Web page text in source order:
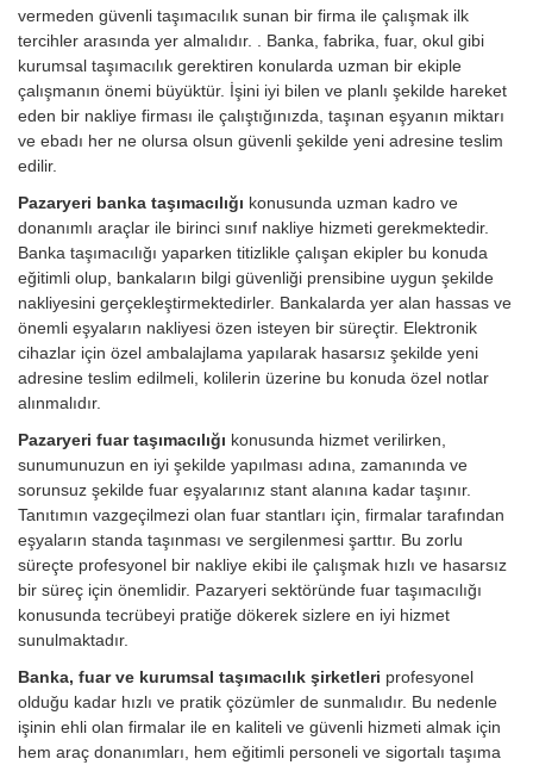
vermeden güvenli taşımacılık sunan bir firma ile çalışmak ilk
tercihler arasında yer almalıdır. . Banka, fabrika, fuar, okul gibi
kurumsal taşımacılık gerektiren konularda uzman bir ekiple
çalışmanın önemi büyüktür. İşini iyi bilen ve planlı şekilde hareket
eden bir nakliye firması ile çalıştığınızda, taşınan eşyanın miktarı
ve ebadı her ne olursa olsun güvenli şekilde yeni adresine teslim
edilir.
Pazaryeri banka taşımacılığı konusunda uzman kadro ve
donanımlı araçlar ile birinci sınıf nakliye hizmeti gerekmektedir.
Banka taşımacılığı yaparken titizlikle çalışan ekipler bu konuda
eğitimli olup, bankaların bilgi güvenliği prensibine uygun şekilde
nakliyesini gerçekleştirmektedirler. Bankalarda yer alan hassas ve
önemli eşyaların nakliyesi özen isteyen bir süreçtir. Elektronik
cihazlar için özel ambalajlama yapılarak hasarsız şekilde yeni
adresine teslim edilmeli, kolilerin üzerine bu konuda özel notlar
alınmalıdır.
Pazaryeri fuar taşımacılığı konusunda hizmet verilirken,
sunumunuzun en iyi şekilde yapılması adına, zamanında ve
sorunsuz şekilde fuar eşyalarınız stant alanına kadar taşınır.
Tanıtımın vazgeçilmezi olan fuar stantları için, firmalar tarafından
eşyaların standa taşınması ve sergilenmesi şarttır. Bu zorlu
süreçte profesyonel bir nakliye ekibi ile çalışmak hızlı ve hasarsız
bir süreç için önemlidir. Pazaryeri sektöründe fuar taşımacılığı
konusunda tecrübeyi pratiğe dökerek sizlere en iyi hizmet
sunulmaktadır.
Banka, fuar ve kurumsal taşımacılık şirketleri profesyonel
olduğu kadar hızlı ve pratik çözümler de sunmalıdır. Bu nedenle
işinin ehli olan firmalar ile en kaliteli ve güvenli hizmeti almak için
hem araç donanımları, hem eğitimli personeli ve sigortalı taşıma